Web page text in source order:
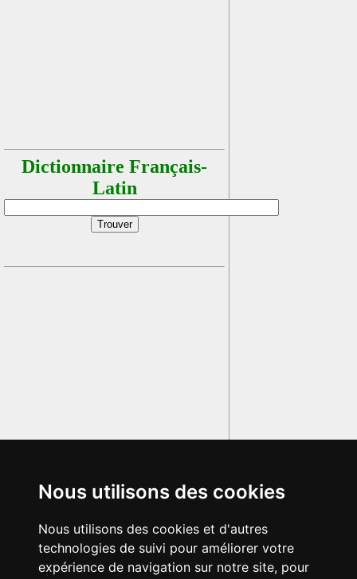
Nous utilisons des cookies
Nous utilisons des cookies et d'autres
technologies de suivi pour améliorer votre
expérience de navigation sur notre site, pour
Dictionnaire Français-
Latin